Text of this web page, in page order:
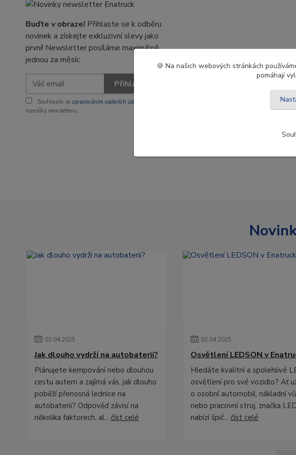
Buďte v obraze! Přihlaste se k odběru
novinek a získejte exkluzivní slevy jako
první! Newsletter posíláme maximálně
jednou za měsíc.
Přihlásit se
Souhlasím se zpracováním osobních údajů
rozesílky newsletteru.
03.04.2025
Jak dlouho vydrží na autobaterii?
Plánujete kempování nebo dlouhou
cestu autem a zajímá vás, jak dlouho
poběží přenosná lednice na
autobaterii? Odpověď závisí na
několika faktorech, al... číst celé
02.04.2025
Osvětlení LEDSON v
Hledáte kvalitní a spolehlivé
osvětlení pro své vozidlo? Ať
o osobní automobil, nákladní
nebo pracovní stroj, značka
nabízí špič... číst celé
🍪 Na našich webových stránkách
pomáhají